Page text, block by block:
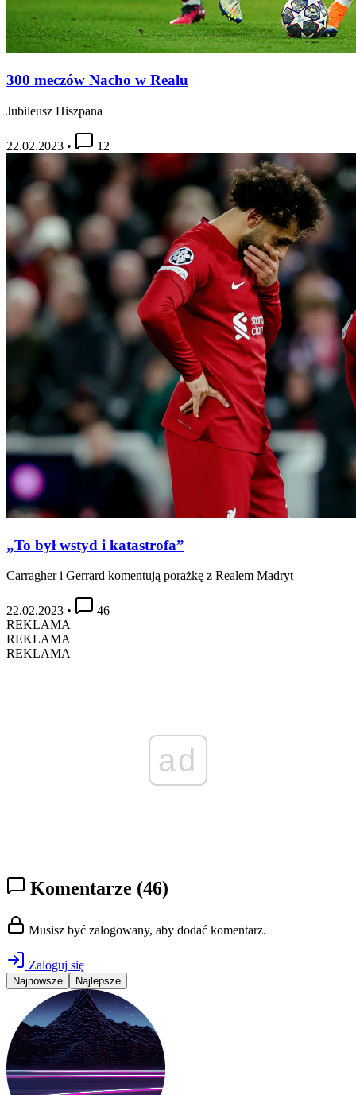
300 meczów Nacho w Realu
Jubileusz Hiszpana
22.02.2023 • 12
„To był wstyd i katastrofa”
Carragher i Gerrard komentują porażkę z Realem Madryt
22.02.2023 •
46
REKLAMA
REKLAMA
REKLAMA
ad
Komentarze (46)
Musisz być zalogowany, aby dodać komentarz.
Zaloguj się
Najnowsze Najlepsze